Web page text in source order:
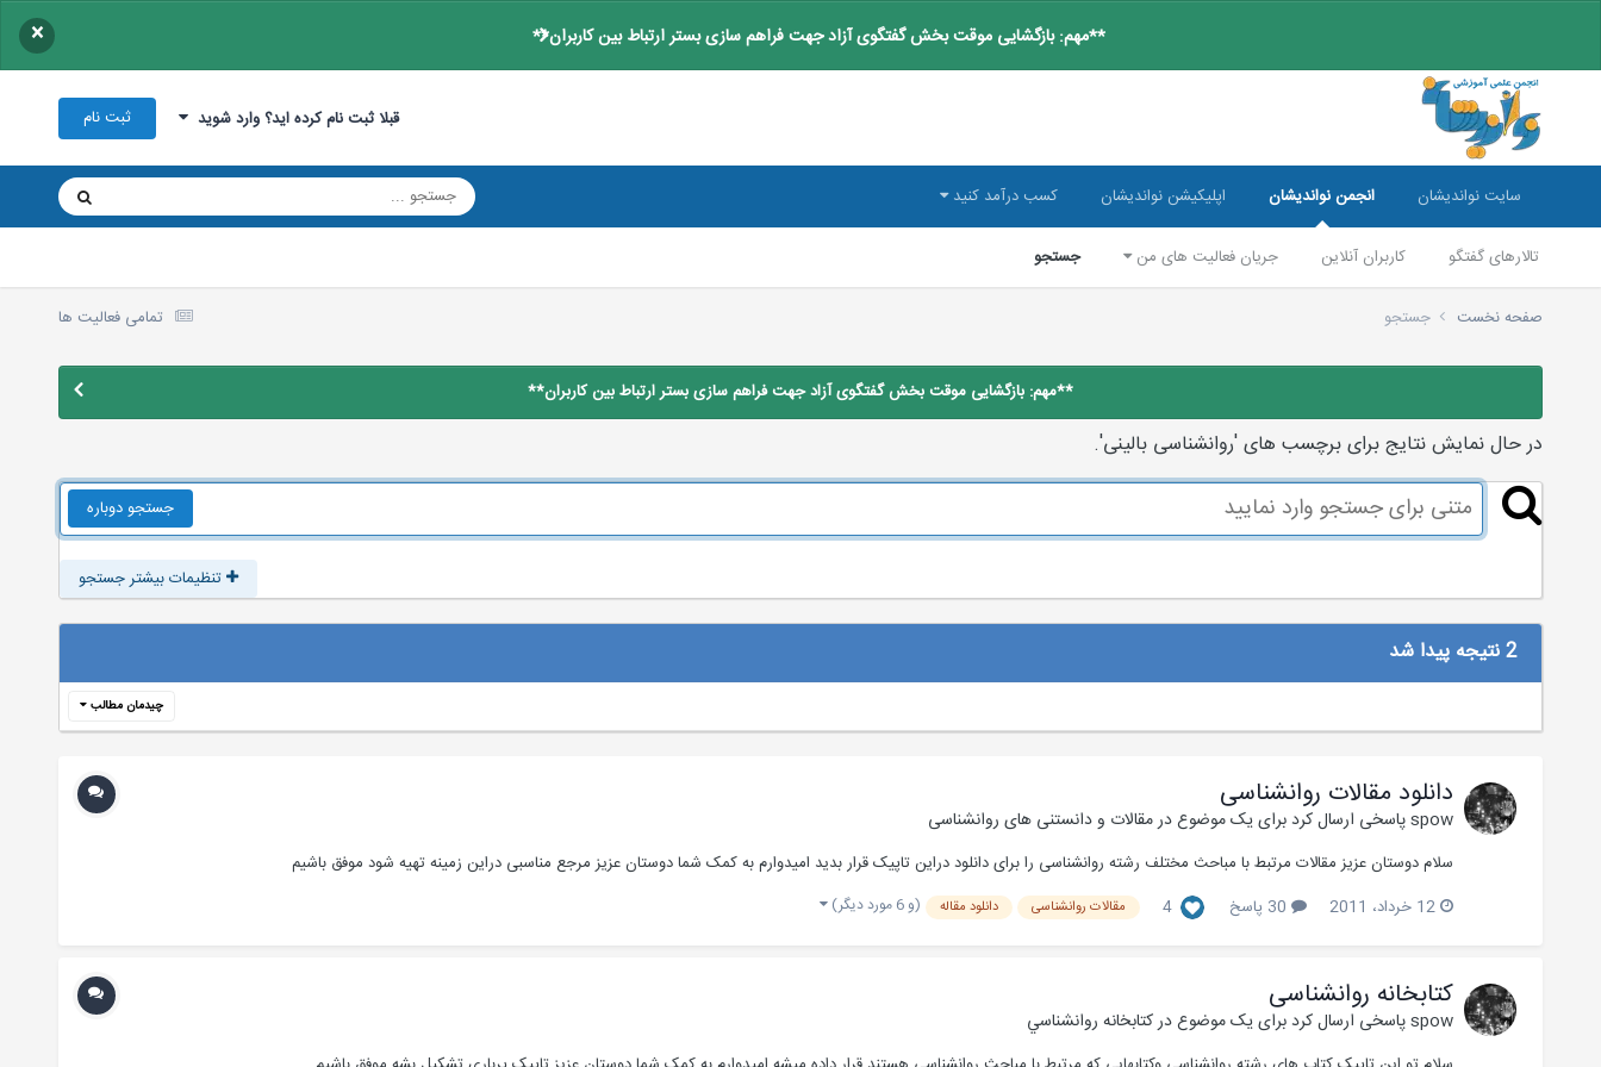
**مهم: بازگشایی موقت بخش گفتگوی آزاد جهت فراهم سازی بستر ارتباط بین کاربران** ×
قبلا ثبت نام کرده اید؟ وارد شوید ثبت نام
سایت نواندیشان انجمن نواندیشان
تالارهای گفتگو کاربران آنلاین جریان فعالیت های من جستجو
اپلیکیشن نواندیشان کسب درآمد کنید
تمامی فعالیت ها صفحه نخست جستجو
**مهم: بازگشایی موقت بخش گفتگوی آزاد جهت فراهم سازی بستر ارتباط بین کاربران**
در حال نمایش نتایج برای برچسب های 'روانشناسی بالینی'.
جستجو دوباره
تنظیمات بیشتر جستجو
2 نتیجه پیدا شد
چیدمان مطالب
دانلود مقالات روانشناسی
spowپاسخی ارسال کرد برای یک موضوع درمقالات و دانستنی های روانشناسی
سلام دوستان عزیز مقالات مرتبط با مباحث مختلف رشته روانشناسی را برای دانلود دراین تاپیک قرار بدید امیدوارم به کمک شما دوستان عزیز مرجع مناسبی دراین زمینه تهیه شود موفق باشیم
12 خرداد، 2011
30 پاسخ 4 مقالات روانشناسی دانلود مقاله (و 6 مورد دیگر)
کتابخانه روانشناسی
spowپاسخی ارسال کرد برای یک موضوع درکتابخانه روانشناسي